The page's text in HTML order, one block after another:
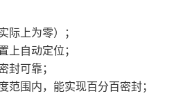
际上为零）；
上自动定位；
封可靠；
范围内，能实现百分百密封；